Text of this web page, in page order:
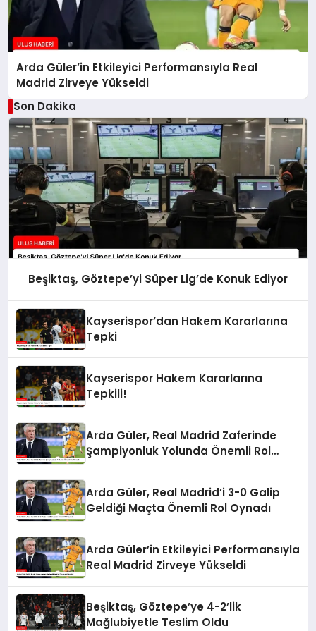
Arda Güler’in Etkileyici Performansıyla Real
Madrid Zirveye Yükseldi
Son Dakika
Beşiktaş, Göztepe’yi Süper Lig’de Konuk Ediyor
Kayserispor’dan Hakem Kararlarına
Tepki
Kayserispor Hakem Kararlarına
Tepkili!
Arda Güler, Real Madrid Zaferinde
Şampiyonluk Yolunda Önemli Rol
Arda Güler, Real Madrid’i 3-0 Galip
Geldiği Maçta Önemli Rol Oynadı
Arda Güler’in Etkileyici Performansıyla
Real Madrid Zirveye Yükseldi
Beşiktaş, Göztepe’ye 4-2’lik
Mağlubiyetle Teslim Oldu